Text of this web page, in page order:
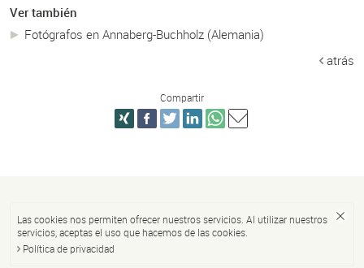
Ver también
Fotógrafos en Annaberg-Buchholz (Alemania)
atrás
Compartir
Las cookies nos permiten ofrecer nuestros servicios. Al utilizar nuestros
servicios, aceptas el uso que hacemos de las cookies.
Política de privacidad